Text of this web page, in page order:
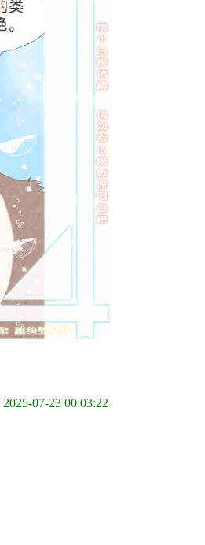
2025-07-23 00:03:22